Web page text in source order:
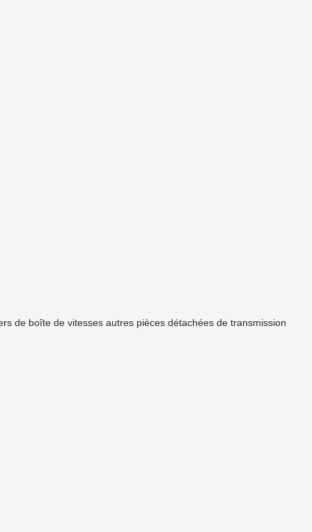
de boîte de vitesses autres pièces détachées de transmission